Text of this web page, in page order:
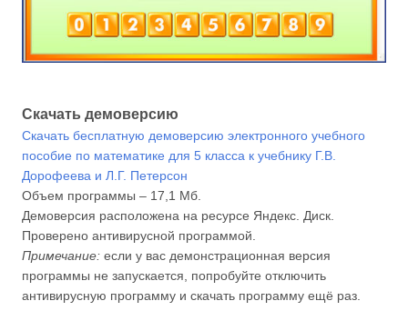
Скачать демоверсию
Скачать бесплатную демоверсию электронного учебного
пособие по математике для 5 класса к учебнику Г.В.
Дорофеева и Л.Г. Пе­тер­сон
Объем программы – 17,1 Мб.
Демоверсия расположена на ресурсе Яндекс. Диск.
Проверено антивирусной программой.
Примечание: если у вас демонстрационная версия
программы не запускается, попробуйте отключить
антивирусную программу и скачать программу ещё раз.